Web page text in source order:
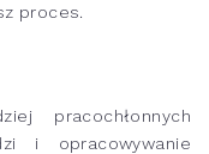
proces.
pracochłonnych
i opracowywanie